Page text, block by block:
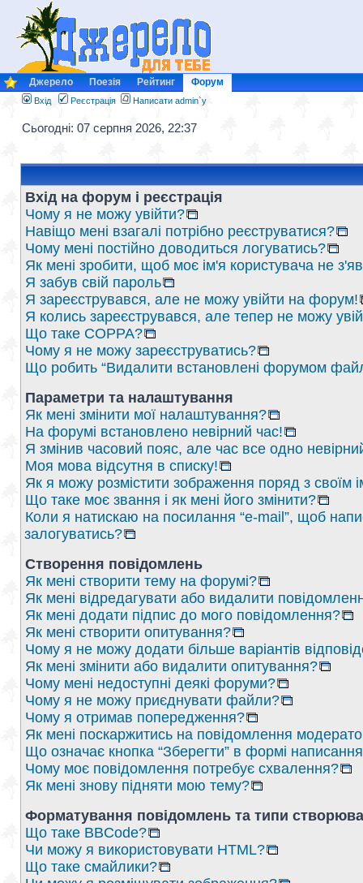
Джерело Поезія Рейтинг Форум
Вхід Реєстрація Написати admin`у
Сьогодні: 07 серпня 2026, 22:37
Вхід на форум і реєстрація
Чому я не можу увійти?
Навіщо мені взагалі потрібно реєструватися?
Чому мені постійно доводиться логуватись?
Як мені зробити, щоб моє ім'я користувача не
Я забув свій пароль
Я зареєструвався, але не можу увійти на форум!
Я колись зареєструвався, але тепер не можу
Що таке COPPA?
Чому я не можу зареєструватись?
Що робить “Видалити встановлені форумом
Параметри та налаштування
Як мені змінити мої налаштування?
На форумі встановлено невірний час!
Я змінив часовий пояс, але час все одно
Моя мова відсутня в списку!
Як я можу розмістити зображення поряд з своїм
Що таке моє звання і як мені його змінити?
Коли я натискаю на посилання “e-mail”, щоб
залогуватись?
Створення повідомлень
Як мені створити тему на форумі?
Як мені відредагувати або видалити
Як мені додати підпис до мого повідомлення?
Як мені створити опитування?
Чому я не можу додати більше варіантів
Як мені змінити або видалити опитування?
Чому мені недоступні деякі форуми?
Чому я не можу приєднувати файли?
Чому я отримав попередження?
Як мені поскаржитись на повідомлення
Що означає кнопка “Зберегти” в формі
Чому моє повідомлення потребує схвалення?
Як мені знову підняти мою тему?
Форматування повідомлень та типи
Що таке BBCode?
Чи можу я використовувати HTML?
Що таке смайлики?